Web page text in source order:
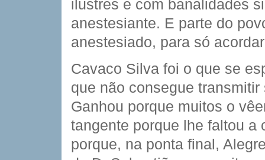
ilustres e com banalidades
anestesiante. E parte do
anestesiado, para só
Cavaco Silva foi o que se
que não consegue
Ganhou porque muitos o
tangente porque lhe faltou a
porque, na ponta final,